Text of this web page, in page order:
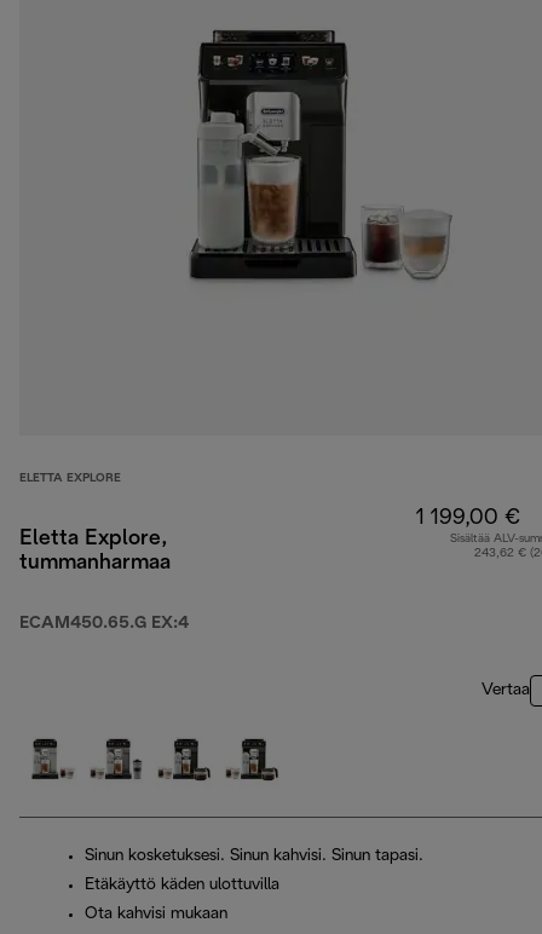
ELETTA EXPLORE
Eletta Explore,
tummanharmaa
ECAM450.65.G EX:4
1 199,00 €
Sisältää ALV-
243,62 €
Vertaa
Sinun kosketuksesi. Sinun kahvisi. Sinun tapasi.
Etäkäyttö käden ulottuvilla
Ota kahvisi mukaan